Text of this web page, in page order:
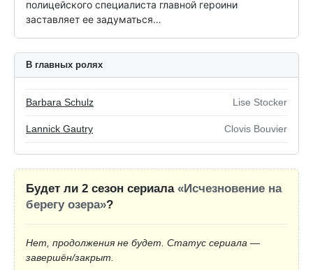
полицейского специалиста главной героини
заставляет ее задуматься…
В главных ролях
Barbara Schulz Lise Stocker
Lannick Gautry Clovis Bouvier
Будет ли 2 сезон сериала «Исчезновение на
берегу озера»?
Нет, продолжения не будет. Статус сериала —
завершён/закрыт.